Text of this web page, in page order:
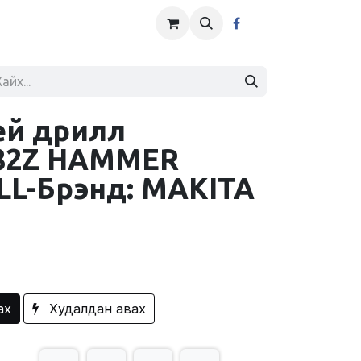
дрилл
HAMMER
Брэнд: MAKITA
Худалдан авах